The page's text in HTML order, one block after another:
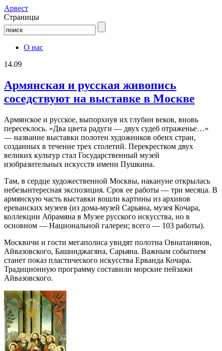
Aрвест
Страницы
О нас
14.09
Армянская и русская живопись
соседствуют на выставке в Москве
Армянское и русское, выпорхнув их глубин веков, вновь
пересеклось. «Два цвета радуги — двух судеб отраженье…»
— название выставки полотен художников обеих стран,
созданных в течение трех столетий. Перекрестком двух
великих культур стал Государственный музей
изобразительных искусств имени Пушкина.
Там, в сердце художественной Москвы, накануне открылась
небезынтересная экспозиция. Срок ее работы — три месяца. В
армянскую часть выставки вошли картины из архивов
ереванских музеев (из дома-музей Сарьяна, музея Кочара,
коллекции Абрамяна в Музее русского искусства, но в
основном — Национальной галереи; всего — 103 работы).
Москвичи и гости мегаполиса увидят полотна Овнатанянов,
Айвазовского, Башинджагяна, Сарьяна. Важным событием
станет показ пластического искусства Ерванда Кочара.
Традиционную программу составили морские пейзажи
Айвазовского.